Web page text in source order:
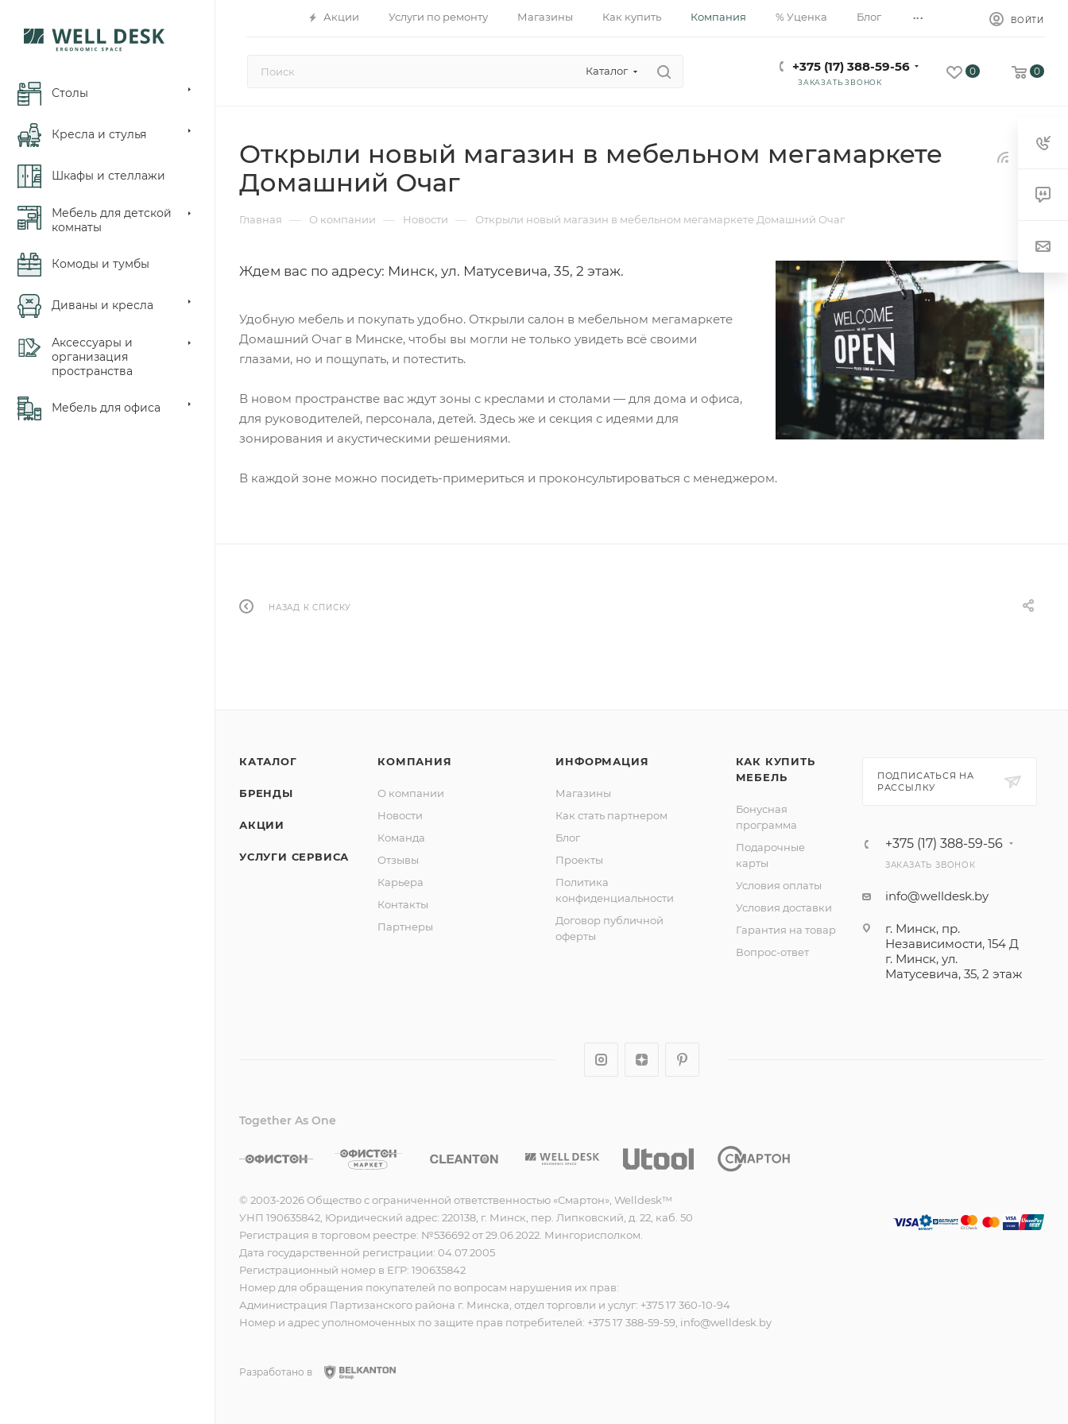
Акции Услуги по ремонту Магазины Как купить Компания % Уценка Блог ... ВОЙТИ
Каталог +375 (17) 388-59-56
ЗАКАЗАТЬ ЗВОНОК
0 0
Столы
Кресла и стулья
Шкафы и стеллажи
Мебель для детской
комнаты
Комоды и тумбы
Диваны и кресла
Аксессуары и
организация
пространства
Мебель для офиса
Открыли новый магазин в мебельном мегамаркете
Домашний Очаг
Главная — О компании — Новости — Открыли новый магазин в мебельном мегамаркете Домашний Очаг
Ждем вас по адресу: Минск, ул. Матусевича, 35, 2 этаж.
Удобную мебель и покупать удобно. Открыли салон в мебельном мегамаркете
Домашний Очаг в Минске, чтобы вы могли не только увидеть всё своими
глазами, но и пощупать, и потестить.
В новом пространстве вас ждут зоны с креслами и столами — для дома и офиса,
для руководителей, персонала, детей. Здесь же и секция с идеями для
зонирования и акустическими решениями.
В каждой зоне можно посидеть-примериться и проконсультироваться с менеджером.
НАЗАД К СПИСКУ
КАТАЛОГ
БРЕНДЫ
АКЦИИ
УСЛУГИ СЕРВИСА
КОМПАНИЯ
О компании
Новости
Команда
Отзывы
Карьера
Контакты
Партнеры
ИНФОРМАЦИЯ
Магазины
Как стать партнером
Блог
Проекты
Политика
конфиденциальности
Договор публичной
оферты
КАК КУПИТЬ
МЕБЕЛЬ
Бонусная
программа
Подарочные
карты
Условия оплаты
Условия доставки
Гарантия на товар
Вопрос-ответ
ПОДПИСАТЬСЯ НА
РАССЫЛКУ
+375 (17) 388-59-56
ЗАКАЗАТЬ ЗВОНОК
info@welldesk.by
г. Минск, пр.
Независимости, 154 Д
г. Минск, ул.
Матусевича, 35, 2 этаж
Together As One
© 2003-2026 Общество с ограниченной ответственностью «Смартон», Welldesk™
УНП 190635842, Юридический адрес: 220138, г. Минск, пер. Липковский, д. 22, каб. 50
Регистрация в торговом реестре: №536692 от 29.06.2022. Мингорисполком.
Дата государственной регистрации: 04.07.2005
Регистрационный номер в ЕГР: 190635842
Номер для обращения покупателей по вопросам нарушения их прав:
Администрация Партизанского района г. Минска, отдел торговли и услуг: +375 17 360-10-94
Номер и адрес уполномоченных по защите прав потребителей: +375 17 388-59-59, info@welldesk.by
Разработано в